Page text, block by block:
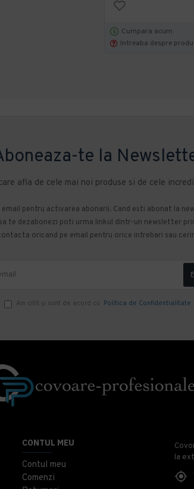
Cumpara acum
Intreaba despre
te la
afla de cele mai noi produse si de cele
pentru activarea abonarii. Cand esti abonat la
te dezabonezi poti urma linkul dintr-un newsletter
oricand pe email pentru orice intrebari sau
Am citit şi sunt de acord cu Politica de Confidentialitate
CONTUL MEU
Contul meu
Comenzi
la